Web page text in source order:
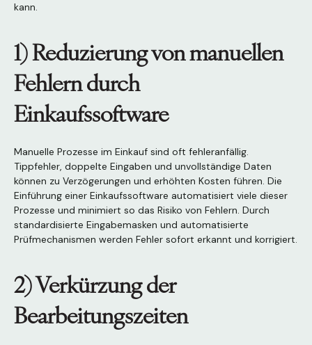
kann.
1) Reduzierung von manuellen
Fehlern durch
Einkaufssoftware
Manuelle Prozesse im Einkauf sind oft fehleranfällig.
Tippfehler, doppelte Eingaben und unvollständige Daten
können zu Verzögerungen und erhöhten Kosten führen. Die
Einführung einer Einkaufssoftware automatisiert viele dieser
Prozesse und minimiert so das Risiko von Fehlern. Durch
standardisierte Eingabemasken und automatisierte
Prüfmechanismen werden Fehler sofort erkannt und korrigiert.
2) Verkürzung der
Bearbeitungszeiten